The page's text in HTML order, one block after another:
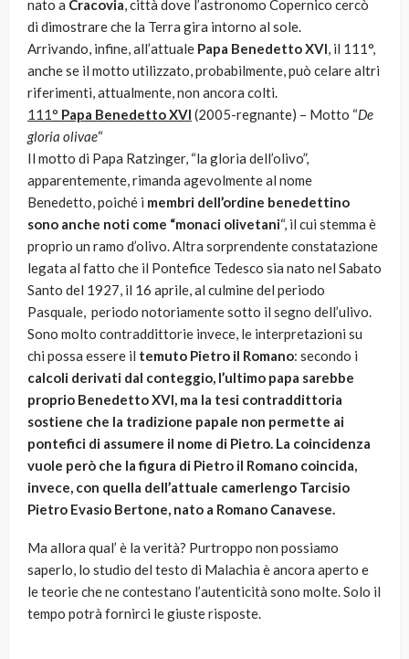
nato a Cracovia, città dove l’astronomo Copernico cercò
di dimostrare che la Terra gira intorno al sole.
Arrivando, infine, all’attuale Papa Benedetto XVI, il 111°,
anche se il motto utilizzato, probabilmente, può celare altri
riferimenti, attualmente, non ancora colti.
111° Papa Benedetto XVI (2005-regnante) – Motto “De
gloria olivae“
Il motto di Papa Ratzinger, “la gloria dell’olivo”,
apparentemente, rimanda agevolmente al nome
Benedetto, poiché i membri dell’ordine benedettino
sono anche noti come “monaci olivetani“, il cui stemma è
proprio un ramo d’olivo. Altra sorprendente constatazione
legata al fatto che il Pontefice Tedesco sia nato nel Sabato
Santo del 1927, il 16 aprile, al culmine del periodo
Pasquale, periodo notoriamente sotto il segno dell’ulivo.
Sono molto contraddittorie invece, le interpretazioni su
chi possa essere il temuto Pietro il Romano: secondo i
calcoli derivati dal conteggio, l’ultimo papa sarebbe
proprio Benedetto XVI, ma la tesi contraddittoria
sostiene che la tradizione papale non permette ai
pontefici di assumere il nome di Pietro. La coincidenza
vuole però che la figura di Pietro il Romano coincida,
invece, con quella dell’attuale camerlengo Tarcisio
Pietro Evasio Bertone, nato a Romano Canavese.
Ma allora qual’ è la verità? Purtroppo non possiamo
saperlo, lo studio del testo di Malachia è ancora aperto e
le teorie che ne contestano l’autenticità sono molte. Solo il
tempo potrà fornirci le giuste risposte.